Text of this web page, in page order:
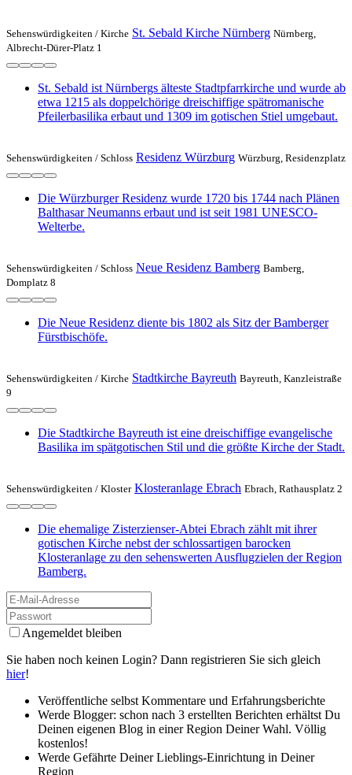
Sehenswürdigkeiten / Kirche St. Sebald Kirche Nürnberg Nürnberg,
Albrecht-Dürer-Platz 1
St. Sebald ist Nürnbergs älteste Stadtpfarrkirche und wurde ab
etwa 1215 als doppelchörige dreischiffige spätromanische
Pfeilerbasilika erbaut und 1309 im gotischen Stiel umgebaut.
Sehenswürdigkeiten / Schloss Residenz Würzburg Würzburg, Residenzplatz
Die Würzburger Residenz wurde 1720 bis 1744 nach Plänen
Balthasar Neumanns erbaut und ist seit 1981 UNESCO-
Welterbe.
Sehenswürdigkeiten / Schloss Neue Residenz Bamberg Bamberg,
Domplatz 8
Die Neue Residenz diente bis 1802 als Sitz der Bamberger
Fürstbischöfe.
Sehenswürdigkeiten / Kirche Stadtkirche Bayreuth Bayreuth, Kanzleistraße
9
Die Stadtkirche Bayreuth ist eine dreischiffige evangelische
Basilika im spätgotischen Stil und die größte Kirche der Stadt.
Sehenswürdigkeiten / Kloster Klosteranlage Ebrach Ebrach, Rathausplatz 2
Die ehemalige Zisterzienser-Abtei Ebrach zählt mit ihrer
gotischen Kirche nebst der schlossartigen barocken
Klosteranlage zu den sehenswerten Ausflugzielen der Region
Bamberg.
Angemeldet bleiben
Sie haben noch keinen Login? Dann registrieren Sie sich gleich
hier!
Veröffentliche selbst Kommentare und Erfahrungsberichte
Werde Blogger: schon nach 3 erstellten Berichten erhältst Du
Deinen eigenen Blog in einer Region Deiner Wahl. Völlig
kostenlos!
Werde Gefährte Deiner Lieblings-Einrichtung in Deiner
Region